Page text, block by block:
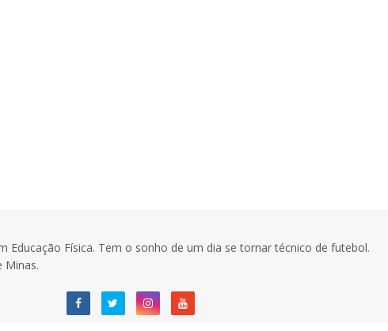
Educação Física. Tem o sonho de um dia se tornar técnico de futebol.
Minas.